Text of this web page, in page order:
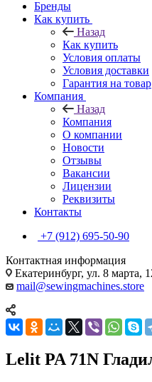
Бренды
Как купить
Назад
Как купить
Условия оплаты
Условия доставки
Гарантия на товар
Компания
Назад
Компания
О компании
Новости
Отзывы
Вакансии
Лицензии
Реквизиты
Контакты
+7 (912) 695-50-90
Контактная информация
Екатеринбург, ул. 8 марта,
mail@sewingmachines.store
Lelit PA 71N